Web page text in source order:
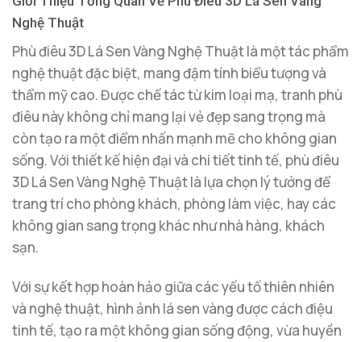
Nghệ Thuật
Phù điêu 3D Lá Sen Vàng Nghệ Thuật là một tác phẩm
nghệ thuật đặc biệt, mang đậm tính biểu tượng và
thẩm mỹ cao. Được chế tác từ kim loại mạ, tranh phù
điêu này không chỉ mang lại vẻ đẹp sang trọng mà
còn tạo ra một điểm nhấn mạnh mẽ cho không gian
sống. Với thiết kế hiện đại và chi tiết tinh tế, phù điêu
3D Lá Sen Vàng Nghệ Thuật là lựa chọn lý tưởng để
trang trí cho phòng khách, phòng làm việc, hay các
không gian sang trọng khác như nhà hàng, khách
sạn.
Với sự kết hợp hoàn hảo giữa các yếu tố thiên nhiên
và nghệ thuật, hình ảnh lá sen vàng được cách điệu
tinh tế, tạo ra một không gian sống động, vừa huyền